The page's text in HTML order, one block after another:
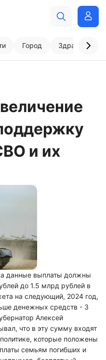
Город
и их
данные выплаты должны
до 1.5 млрд рублей в
на следующий, 2024 год,
денежных средств - 3
Алексей
что в эту сумму входят
которые положены
семьям погибших и